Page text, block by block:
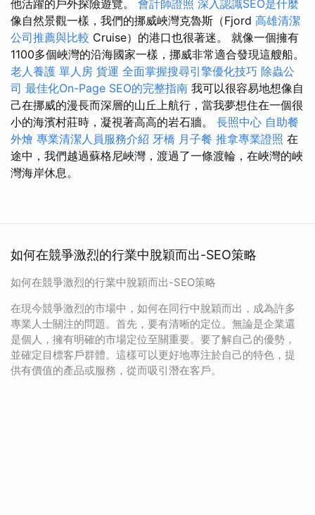
他活躍的戶外探險遊覽。 會計師證照 深入認識SEO是什麼
像自然景觀一樣，我們的挪威峽灣克魯斯（Fjord 高雄清潔
公司推薦與比較 Cruise）的港口也很著迷。 就像一個擁有
1100多個峽灣的沿海國家一樣，挪威非常適合發現這艘船。
老人養護 單人房 貨運 全面掌握搜尋引擎優化技巧 除蟲公
司 最佳化On-Page SEO的完整指南 我可以很容易地想像自
己在挪威的漫長而深層的山丘上航行，當我夢想住在一個很
小的海濱村莊時，凝視著高高的岩石牆。 長照中心 自助餐
外燴 專業清潔人員服務介紹 牙橋 月子餐 推拿專業證照 在
途中，我們越過蘇格尼峽灣，渡過了一條渡輪，在峽灣的峽
灣海岸休息。
如何在競爭激烈的行業中脫穎而出-SEO策略
如何在競爭激烈的行業中脫穎而出-SEO策略
在現今競爭激烈的市場中，如何在同行中脫穎而出，成為許多
專業人士關注的問題。首先，要有清晰的定位。無論是企業還
是個人，擁有明確的市場定位至關重要。要了解自己的優勢，
並確定目標客戶群體。這樣可以更好地專注於自己的特色，提
供有價值的產品或服務，從而吸引潛在客戶。